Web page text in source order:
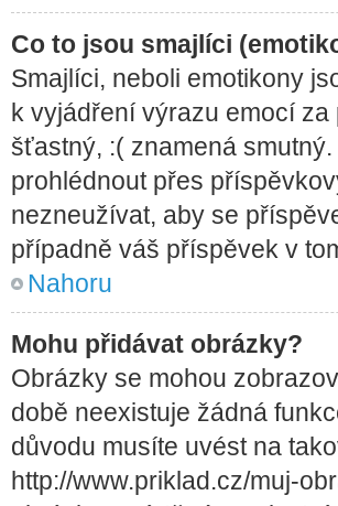
Co to jsou smajlíci
Smajlíci, neboli emotikony
k vyjádření výrazu emocí
šťastný, :( znamená
prohlédnout přes
nezneužívat, aby se
případně váš příspěvek v
Nahoru
Mohu přidávat obrázky?
Obrázky se mohou
době neexistuje žádná
důvodu musíte uvést na
http://www.priklad.cz/muj-